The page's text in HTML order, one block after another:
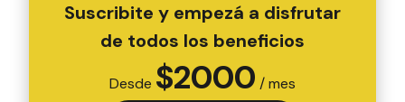
Suscribite y empezá a disfrutar
de todos los beneficios
Desde $2000 / mes